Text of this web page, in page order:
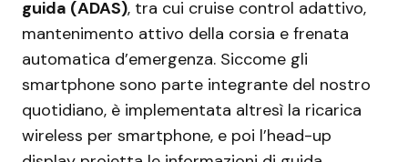
guida (ADAS), tra cui cruise control adattivo,
mantenimento attivo della corsia e frenata
automatica d’emergenza. Siccome gli
smartphone sono parte integrante del nostro
quotidiano, è implementata altresì la ricarica
wireless per smartphone, e poi l’head-up